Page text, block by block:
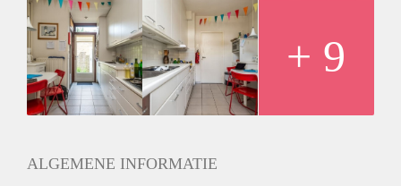
+ 9
ALGEMENE INFORMATIE